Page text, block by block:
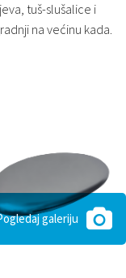
tuš-slušalice i
na većinu kada.
galeriju